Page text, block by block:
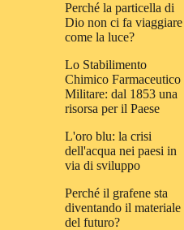
Perché la particella di
Dio non ci fa viaggiare
come la luce?
Lo Stabilimento
Chimico Farmaceutico
Militare: dal 1853 una
risorsa per il Paese
L'oro blu: la crisi
dell'acqua nei paesi in
via di sviluppo
Perché il grafene sta
diventando il materiale
del futuro?